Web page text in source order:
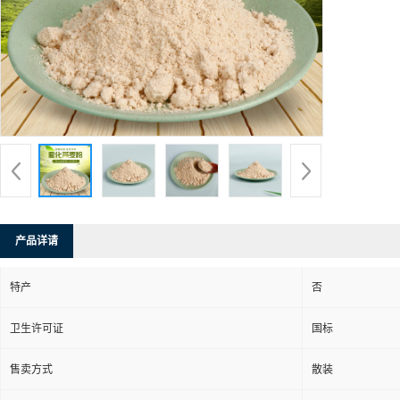
产品详请
特产 否
卫生许可证 国标
售卖方式 散装